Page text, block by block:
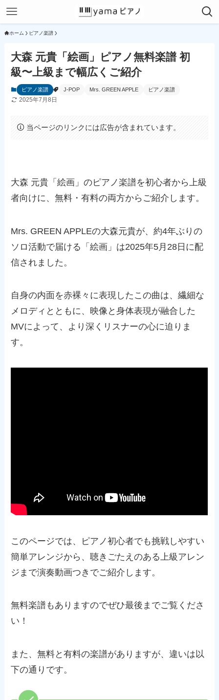
ホーム ピアノ楽譜
大森 元貴「絵画」ピアノ無料楽譜 初
級〜上級まで幅広くご紹介
ピアノ楽譜 J-POP Mrs. GREEN APPLE ピアノ楽譜
2025年7月8日
当ページのリンクには広告が含まれています。
大森 元貴「絵画」のピアノ楽譜を初心者から上級
者向けに、無料・有料の両方からご紹介します。
Mrs. GREEN APPLEの大森元貴が、約4年ぶりの
ソロ活動で届ける「絵画」は2025年5月28日に配
信されました。
自身の内面を赤裸々に表現したこの曲は、繊細な
メロディとともに、映像と身体表現が融合した
MVによって、より深くリスナーの心に迫りま
す。
このページでは、ピアノ初心者でも挑戦しやすい
簡単アレンジから、聴きごたえのある上級アレン
ジまで演奏動画つきでご紹介します。
無料楽譜もありますのでぜひ最後までご覧くださ
い！
また、無料と有料の楽譜がありますが、違いは以
下の通りです。